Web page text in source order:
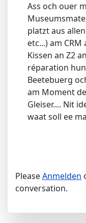
Ass och ouer
platzt aus
etc...) am
Kissen an Z2
réparation
Beetebuerg
am Moment
Gleiser.... Nit
waat soll ee
PleaseAnmelden
conversation.